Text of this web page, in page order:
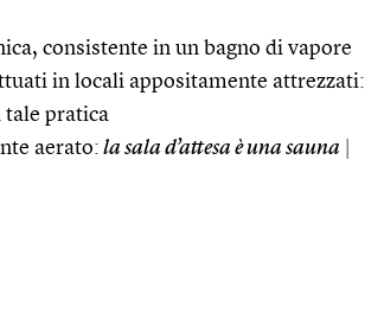
consistente in un bagno di vapore
in locali appositamente attrezzati:
tale pratica
aerato: la sala d’attesa è una sauna